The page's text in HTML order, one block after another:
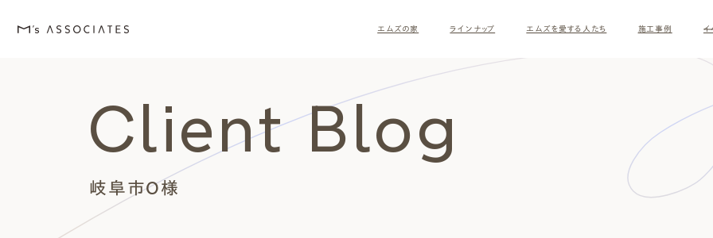
エムズの家
M's house
ラインナップ
Lineup
エムズを愛する人たち
Love
施工事例
Works
イ
Event・Blog
About
岐阜市O様
Client Blog